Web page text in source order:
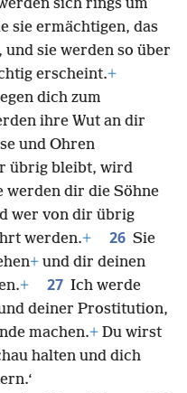
und
sich rings um
sie ermächtigen, das
sie werden so über
erscheint.
dich zum
ihre Wut an dir
und Ohren
übrig bleibt, wird
dir die Söhne
wer von dir übrig
werden.+ 26 Sie
und dir deinen
+ 27 Ich werde
deiner Prostitution,
machen.+Du wirst
halten und dich